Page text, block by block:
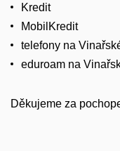
Kredit
MobilKredit
telefony na
eduroam na
Děkujeme za